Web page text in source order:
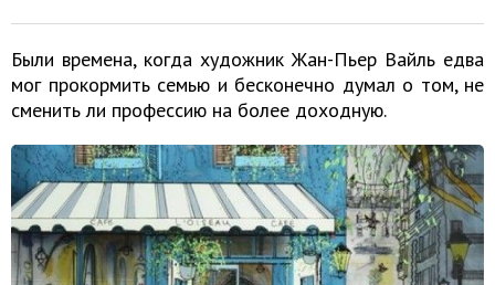
Были времена, когда художник Жан-Пьер Вайль едва
мог прокормить семью и бесконечно думал о том, не
сменить ли профессию на более доходную.